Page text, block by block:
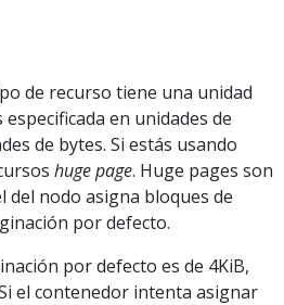
de recurso tiene una unidad
en unidades de
de bytes. Si estás usando
huge page. Huge pages son
del nodo asigna bloques de
por defecto.
por defecto es de 4KiB,
el contenedor intenta asignar